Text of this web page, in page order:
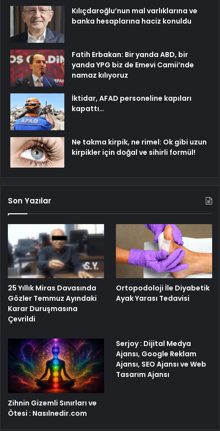
Kılıçdaroğlu’nun mal varlıklarına ve
banka hesaplarına haciz konuldu
Fatih Erbakan: Bir yanda ABD, bir
yanda YPG biz de Emevi Camii’nde
namaz kılıyoruz
İktidar, AFAD personeline kapıları
kapattı…
Ne takma kirpik, ne rimel: Ok gibi uzun
kirpikler için doğal ve sihirli formül!
Son Yazılar
25 Yıllık Miras Davasında
Gözler Temmuz Ayındaki
Karar Duruşmasına
Çevrildi
Ortopodoloji İle Diyabetik
Ayak Yarası Tedavisi
Zihnin Gizemli Sınırları ve
Ötesi : Nasılnedir.com
Serjoy : Dijital Medya
Ajansı, Google Reklam
Ajansı, SEO Ajansı ve Web
Tasarım Ajansı